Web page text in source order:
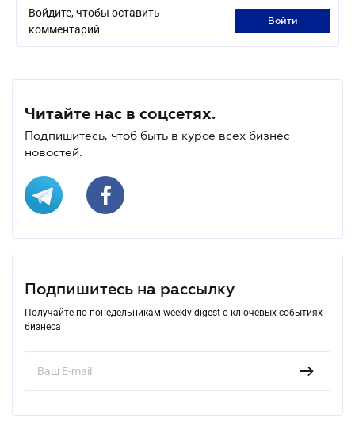
Войдите, чтобы оставить
комментарий
войти
Читайте нас в соцсетях.
Подпишитесь, чтоб быть в курсе всех бизнес-
новостей.
Подпишитесь на рассылку
Получайте по понедельникам weekly-digest о ключевых событиях
бизнеса